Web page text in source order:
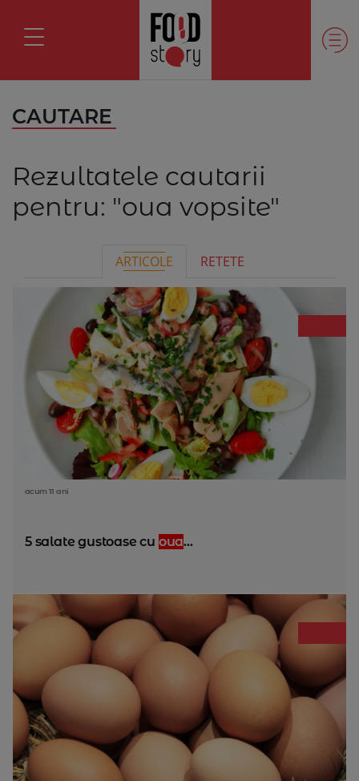
CAUTARE
Rezultatele cautarii
pentru: "oua vopsite"
ARTICOLE RETETE
acum 11 ani
5 salate gustoase cu oua...